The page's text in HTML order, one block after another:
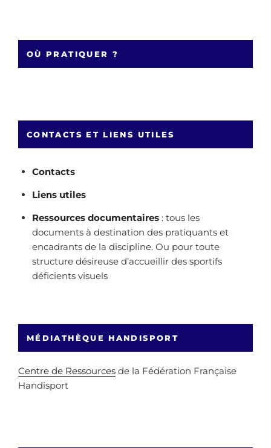
OÙ PRATIQUER ?
CONTACTS ET LIENS UTILES
Contacts
Liens utiles
Ressources documentaires : tous les
documents à destination des pratiquants et
encadrants de la discipline. Ou pour toute
structure désireuse d’accueillir des sportifs
déficients visuels
MÉDIATHÈQUE HANDISPORT
Centre de Ressources de la Fédération Française
Handisport